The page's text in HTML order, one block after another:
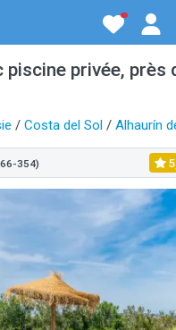
piscine privée, près
/ Costa del Sol / Alhaurín
354)